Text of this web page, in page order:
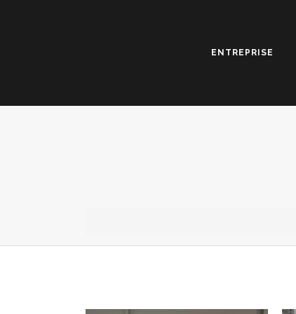
ENTREPRISE